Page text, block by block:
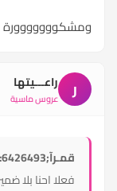
ومشكووووووورة
ر راعـــيتها
عروس ماسية
قمـرآ;6426493:
فعلا احنا بلا